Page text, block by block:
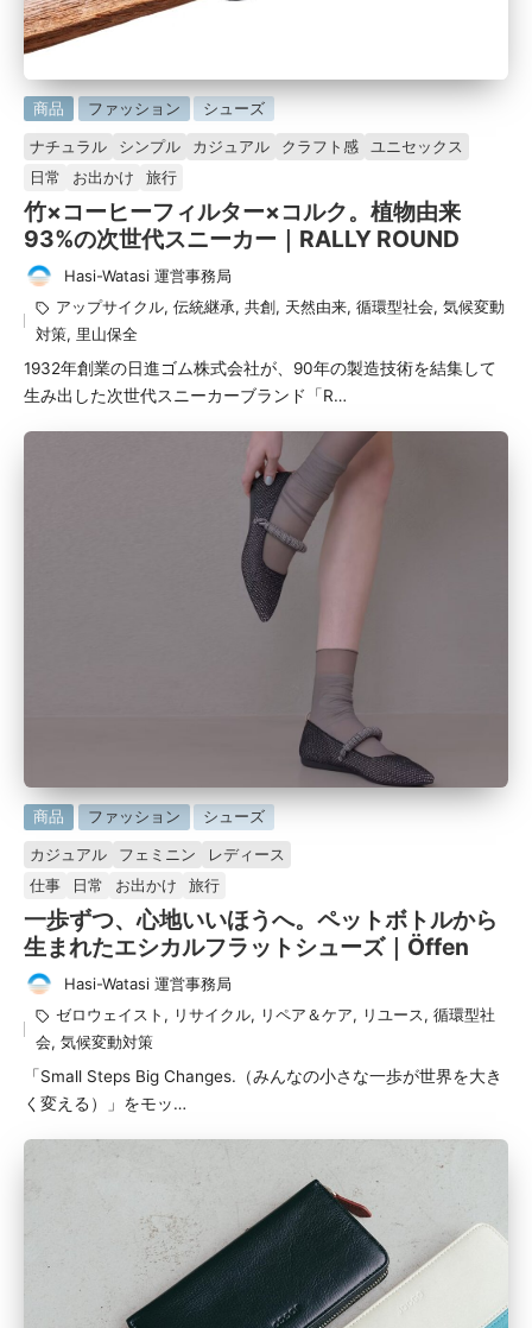
に
載
済
み
商品 ファッション シューズ
ナチュラル シンプル カジュアル クラフト感
ユニセックス
日常
お出かけ 旅行
竹×コーヒーフィルター×コルク。植物由来
93%の次世代スニーカー｜RALLY ROUND
投
稿
者
Hasi-Watasi 運営事務局
タ
グ：
アップサイクル,伝統継承,共創, 天然由来,循環型社会,気候変動
対策, 里山保全
1932年創業の日進ゴム株式会社が、90年の製造技術を結集して
生み出した次世代スニーカーブランド「R…
に
載
済
み
商品 ファッション シューズ
カジュアル フェミニン
レディース
仕事
日常 お出かけ 旅行
一歩ずつ、心地いいほうへ。ペットボトルから
生まれたエシカルフラットシューズ｜Öffen
投
稿
者
Hasi-Watasi 運営事務局
タ
グ：
ゼロウェイスト , リサイクル, リペア＆ケア, リユース,循環型社
会, 気候変動対策
「Small Steps Big Changes.（みんなの小さな一歩が世界を大き
く変える）」をモッ…